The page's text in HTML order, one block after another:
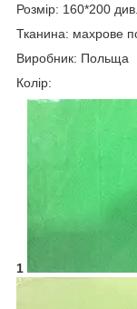
Розмір: 160*200 див.
Тканина: махрове
Виробник: Польща
Колір:
1